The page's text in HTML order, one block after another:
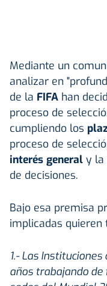
Mediante un
analizar en
de la FIFA han
proceso de
cumpliendo los
proceso de
interés general y la
de decisiones.
Bajo esa premisa
implicadas quieren
1.- Las
años trabajando